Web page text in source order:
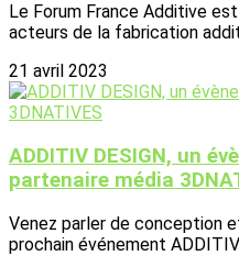
Le Forum France Additive
acteurs de la fabrication
21 avril 2023
ADDITIV DESIGN, un
partenaire média
Venez parler de conception
prochain événement